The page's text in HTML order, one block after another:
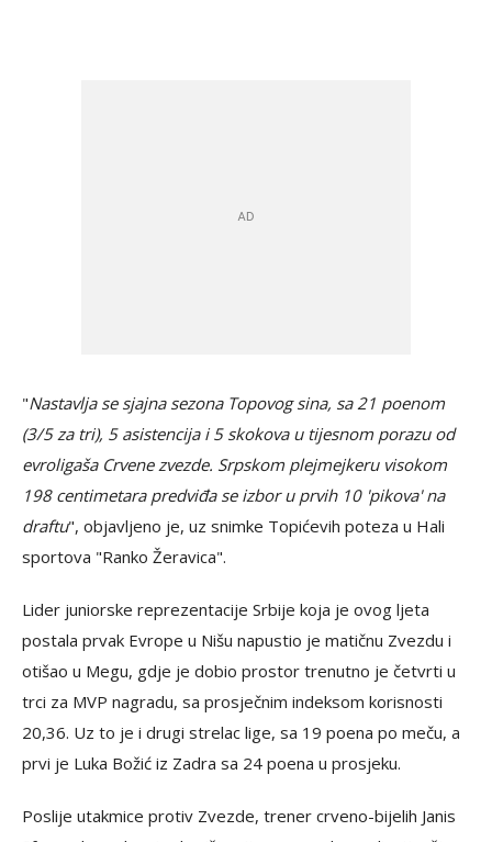
"Nastavlja se sjajna sezona Topovog sina, sa 21 poenom
(3/5 za tri), 5 asistencija i 5 skokova u tijesnom porazu od
evroligaša Crvene zvezde. Srpskom plejmejkeru visokom
198 centimetara predviđa se izbor u prvih 10 'pikova' na
draftu", objavljeno je, uz snimke Topićevih poteza u Hali
sportova "Ranko Žeravica".
Lider juniorske reprezentacije Srbije koja je ovog ljeta
postala prvak Evrope u Nišu napustio je matičnu Zvezdu i
otišao u Megu, gdje je dobio prostor trenutno je četvrti u
trci za MVP nagradu, sa prosječnim indeksom korisnosti
20,36. Uz to je i drugi strelac lige, sa 19 poena po meču, a
prvi je Luka Božić iz Zadra sa 24 poena u prosjeku.
Poslije utakmice protiv Zvezde, trener crveno-bijelih Janis